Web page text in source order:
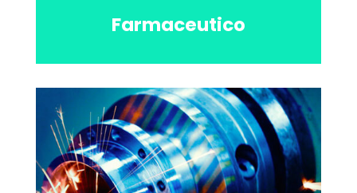
Farmaceutico